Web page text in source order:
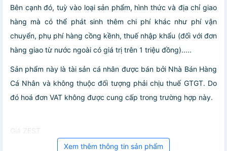
Bên cạnh đó, tuỳ vào loại sản phẩm, hình thức và địa chỉ giao
hàng mà có thể phát sinh thêm chi phí khác như phí vận
chuyển, phụ phí hàng cồng kềnh, thuế nhập khẩu (đối với đơn
hàng giao từ nước ngoài có giá trị trên 1 triệu đồng).....
Sản phẩm này là tài sản cá nhân được bán bởi Nhà Bán Hàng
Cá Nhân và không thuộc đối tượng phải chịu thuế GTGT. Do
đó hoá đơn VAT không được cung cấp trong trường hợp này.
Giá ZEST
Xem thêm thông tin sản phẩm